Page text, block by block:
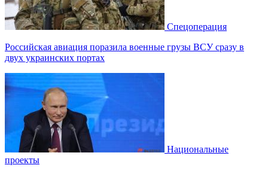
Спецоперация
Российская авиация поразила военные грузы ВСУ сразу в
двух украинских портах
Национальные
проекты